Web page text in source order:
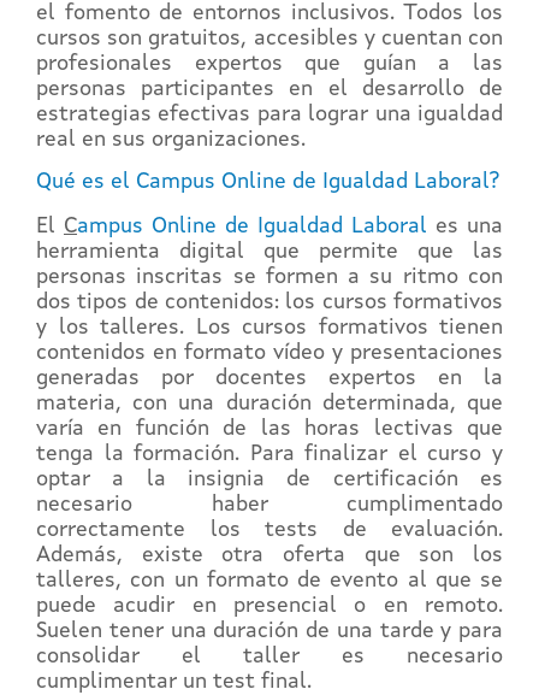
el fomento de entornos inclusivos. Todos los
cursos son gratuitos, accesibles y cuentan con
profesionales expertos que guían a las
personas participantes en el desarrollo de
estrategias efectivas para lograr una igualdad
real en sus organizaciones.
Qué es el Campus Online de Igualdad Laboral?
El Campus Online de Igualdad Laboral es una
herramienta digital que permite que las
personas inscritas se formen a su ritmo con
dos tipos de contenidos: los cursos formativos
y los talleres. Los cursos formativos tienen
contenidos en formato vídeo y presentaciones
generadas por docentes expertos en la
materia, con una duración determinada, que
varía en función de las horas lectivas que
tenga la formación. Para finalizar el curso y
optar a la insignia de certificación es
necesario haber cumplimentado
correctamente los tests de evaluación.
Además, existe otra oferta que son los
talleres, con un formato de evento al que se
puede acudir en presencial o en remoto.
Suelen tener una duración de una tarde y para
consolidar el taller es necesario
cumplimentar un test final.